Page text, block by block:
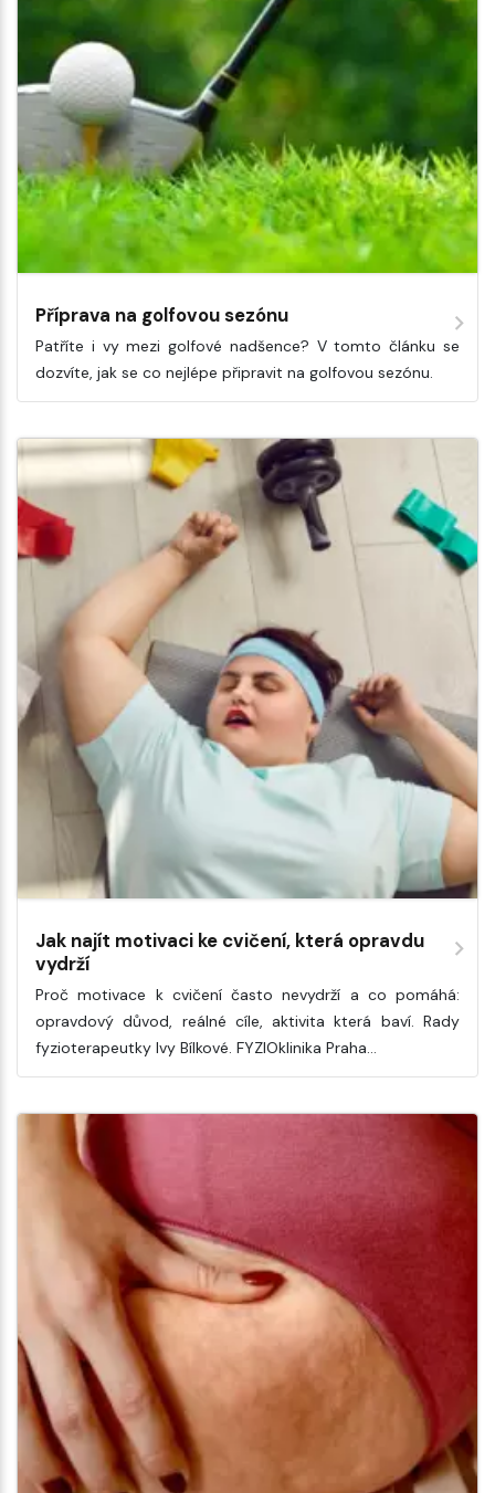
Příprava na golfovou sezónu
Patříte i vy mezi golfové nadšence? V tomto článku se
dozvíte, jak se co nejlépe připravit na golfovou sezónu.
Jak najít motivaci ke cvičení, která opravdu
vydrží
Proč motivace k cvičení často nevydrží a co pomáhá:
opravdový důvod, reálné cíle, aktivita která baví. Rady
fyzioterapeutky Ivy Bílkové. FYZIOklinika Praha…